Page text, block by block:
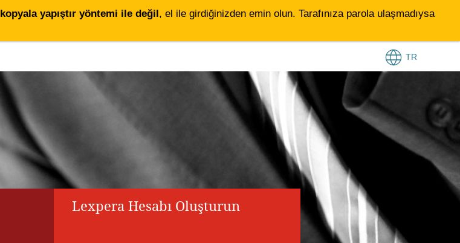
kopyala yapıştır yöntemi ile değil, el ile girdiğinizden emin olun. Tarafınıza parola ulaşmadıysa
TR
Lexpera Hesabı Oluşturun